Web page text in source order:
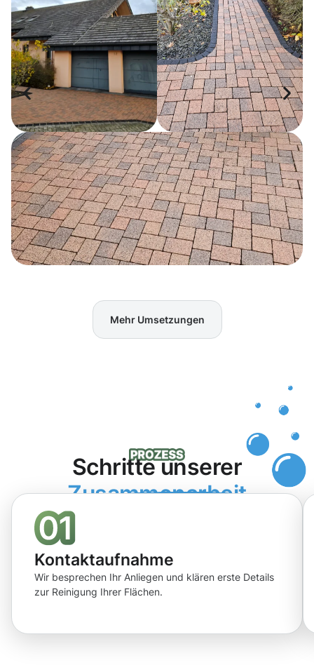
Mehr Umsetzungen
Schritte unserer
Zusammenarbeit
Kontaktaufnahme
Wir besprechen Ihr Anliegen und klären erste Details
zur Reinigung Ihrer Flächen.